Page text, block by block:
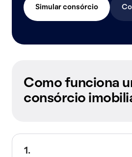
Simular consórcio
Como funciona
consórcio
1.